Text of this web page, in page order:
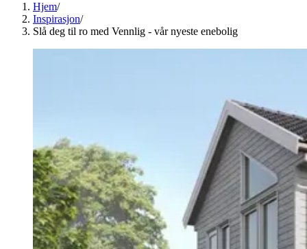
Hjem/
Inspirasjon/
Slå deg til ro med Vennlig - vår nyeste enebolig